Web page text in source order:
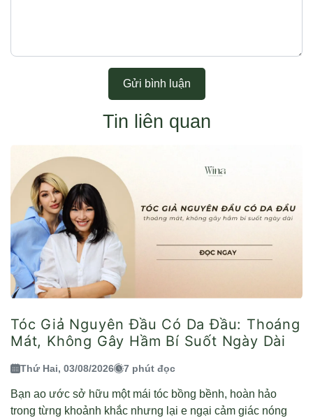
Gửi bình luận
Tin liên quan
Tóc Giả Nguyên Đầu Có Da Đầu: Thoáng
Mát, Không Gây Hầm Bí Suốt Ngày Dài
Thứ Hai, 03/08/2026 7 phút đọc
Bạn ao ước sở hữu một mái tóc bồng bềnh, hoàn hảo
trong từng khoảnh khắc nhưng lại e ngại cảm giác nóng